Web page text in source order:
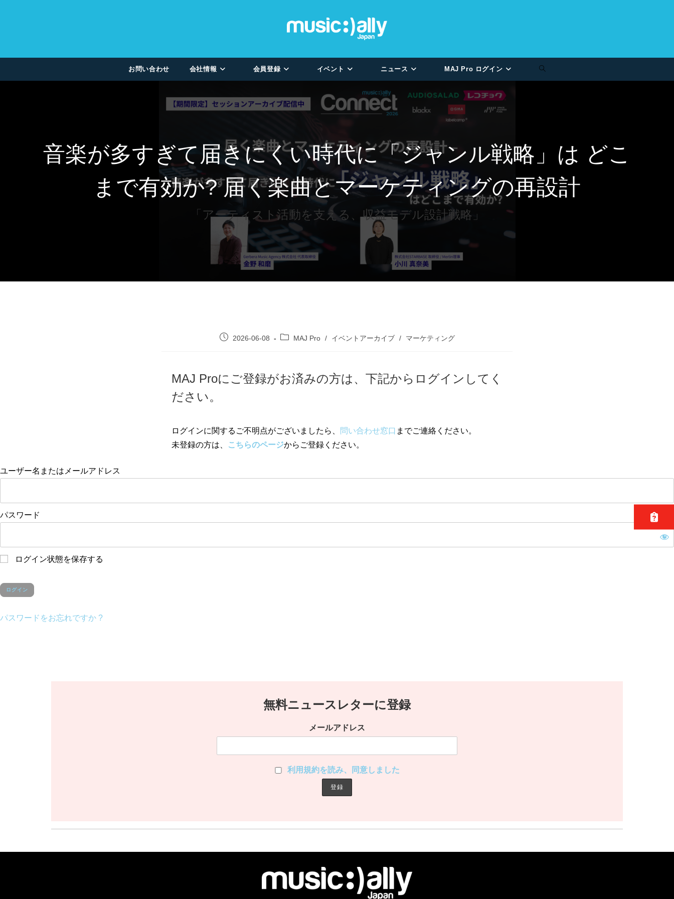
お問い合わせ 会社情報 会員登録 イベント ニュース MAJ Pro ログイン
音楽が多すぎて届きにくい時代に「ジャンル戦略」は どこ
まで有効か? 届く楽曲とマーケティングの再設計
「アーティスト活動を支える、収益モデル設計戦略」
2026-06-08 MAJ Pro / イベントアーカイブ / マーケティング
MAJ Proにご登録がお済みの方は、下記からログインしてく
ださい。
ログインに関するご不明点がございましたら、 問い合わせ窓口 までご連絡ください。
未登録の方は、
こちらのページからご登録ください。
ユーザー名またはメールアドレス
パスワード
ログイン状態を保存する
パスワードをお忘れですか ?
無料ニュースレターに登録
メールアドレス
利用規約を読み、同意しました